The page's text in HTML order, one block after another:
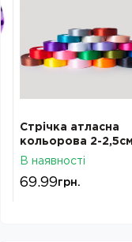
Стрічка атласна
кольорова 2-2,5см
асорті
В наявності
69.99грн.